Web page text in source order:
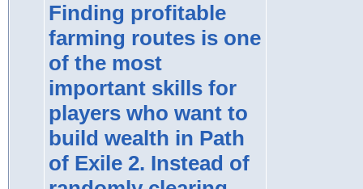
Finding profitable
farming routes is one
of the most
important skills for
players who want to
build wealth in Path
of Exile 2. Instead of